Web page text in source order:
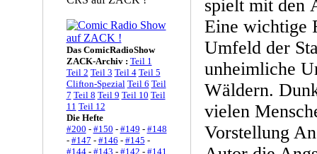
Das ComicRadioShow
ZACK-Archiv : Teil 1
Teil 2 Teil 3 Teil 4 Teil 5
Clifton-Spezial Teil 6 Teil
7 Teil 8 Teil 9 Teil 10 Teil
11 Teil 12
Die Hefte
#200 - #150 - #149 - #148
- #147 - #146 - #145 -
#144- #143 - #142 - #141
spielt mit den
Eine wichtige
Umfeld der
unheimliche
Wäldern.
vielen
Vorstellung